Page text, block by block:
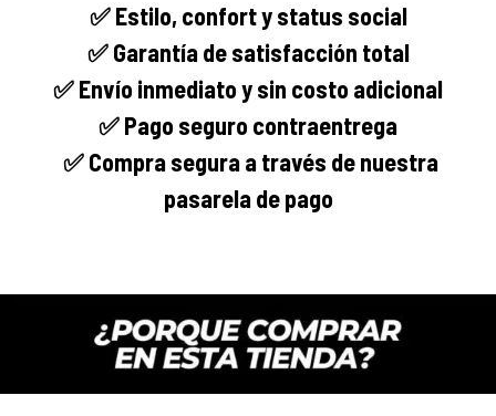
✅Estilo, confort ystatus social
✅ Garantía de satisfacción total
✅ Envío inmediatoy sin costo adicional
✅ Pago seguro contraentrega
✅Compra seguraa través de nuestra
pasarela de pago